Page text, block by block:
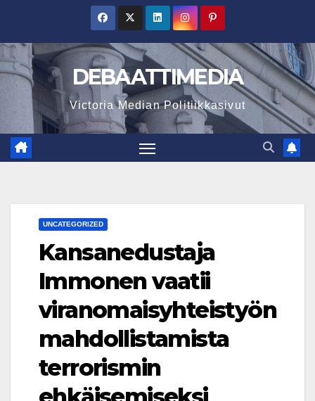
content
DEBAATTIMEDIA
Victoria Median Politiikkasivut
UNCATEGORIZED
Kansanedustaja
Immonen vaatii
viranomaisyhteistyön
mahdollistamista
terrorismin